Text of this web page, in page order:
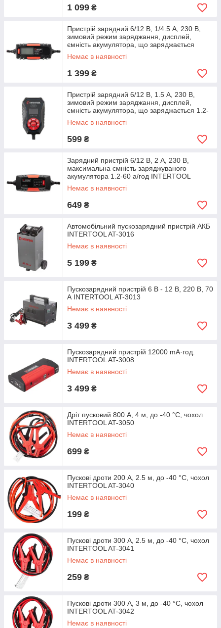
1 099 ₴
Пристрій зарядний 6/12 В, 1/4.5 А, 230 В,
зимовий режим заряджання, дисплей,
ємність акумулятора, що заряджається
Немає в наявності
1 399 ₴
Пристрій зарядний 6/12 В, 1.5 А, 230 В,
зимовий режим заряджання, дисплей,
ємність акумулятора, що заряджається 1.2-
40
Немає в наявності
599 ₴
Зарядний пристрій 6/12 В, 2 А, 230 В,
максимальна ємність заряджуваного
акумулятора 1.2-60 а/год INTERTOOL
Немає в наявності
649 ₴
Автомобільний пускозарядний пристрій АКБ
INTERTOOL AT-3016
Немає в наявності
5 199 ₴
Пускозарядний пристрій 6 В - 12 В, 220 В, 70
А INTERTOOL AT-3013
Немає в наявності
3 499 ₴
Пускозарядний пристрій 12000 mА·год.
INTERTOOL AT-3008
Немає в наявності
3 499 ₴
Дріт пусковий 800 А, 4 м, до -40 °C, чохол
INTERTOOL AT-3050
Немає в наявності
699 ₴
Пускові дроти 200 А, 2.5 м, до -40 °C, чохол
INTERTOOL AT-3040
Немає в наявності
199 ₴
Пускові дроти 300 А, 2.5 м, до -40 °C, чохол
INTERTOOL AT-3041
Немає в наявності
259 ₴
Пускові дроти 300 А, 3 м, до -40 °C, чохол
INTERTOOL AT-3042
Немає в наявності